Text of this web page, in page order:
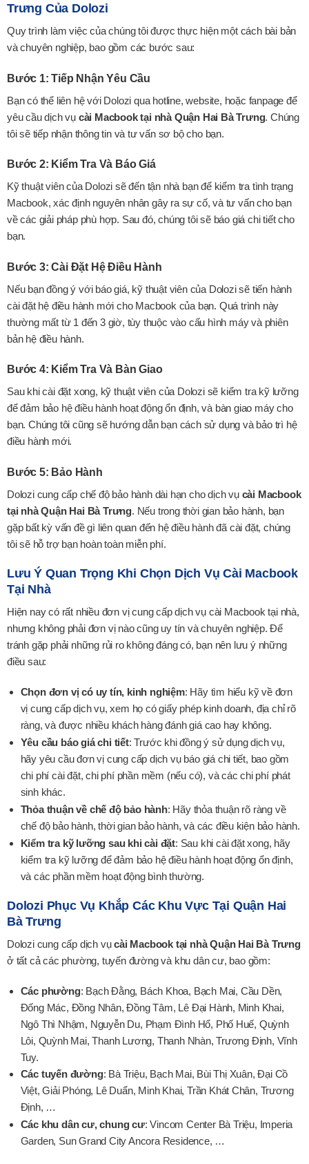
Trưng Của Dolozi
Quy trình làm việc của chúng tôi được thực hiện một cách bài bản
và chuyên nghiệp, bao gồm các bước sau:
Bước 1: Tiếp Nhận Yêu Cầu
Bạn có thể liên hệ với Dolozi qua hotline, website, hoặc fanpage để
yêu cầu dịch vụ cài Macbook tại nhà Quận Hai Bà Trưng. Chúng
tôi sẽ tiếp nhận thông tin và tư vấn sơ bộ cho bạn.
Bước 2: Kiểm Tra Và Báo Giá
Kỹ thuật viên của Dolozi sẽ đến tận nhà bạn để kiểm tra tình trạng
Macbook, xác định nguyên nhân gây ra sự cố, và tư vấn cho bạn
về các giải pháp phù hợp. Sau đó, chúng tôi sẽ báo giá chi tiết cho
bạn.
Bước 3: Cài Đặt Hệ Điều Hành
Nếu bạn đồng ý với báo giá, kỹ thuật viên của Dolozi sẽ tiến hành
cài đặt hệ điều hành mới cho Macbook của bạn. Quá trình này
thường mất từ 1 đến 3 giờ, tùy thuộc vào cấu hình máy và phiên
bản hệ điều hành.
Bước 4: Kiểm Tra Và Bàn Giao
Sau khi cài đặt xong, kỹ thuật viên của Dolozi sẽ kiểm tra kỹ lưỡng
để đảm bảo hệ điều hành hoạt động ổn định, và bàn giao máy cho
bạn. Chúng tôi cũng sẽ hướng dẫn bạn cách sử dụng và bảo trì hệ
điều hành mới.
Bước 5: Bảo Hành
Dolozi cung cấp chế độ bảo hành dài hạn cho dịch vụ cài Macbook
tại nhà Quận Hai Bà Trưng. Nếu trong thời gian bảo hành, bạn
gặp bất kỳ vấn đề gì liên quan đến hệ điều hành đã cài đặt, chúng
tôi sẽ hỗ trợ bạn hoàn toàn miễn phí.
Lưu Ý Quan Trọng Khi Chọn Dịch Vụ Cài Macbook
Tại Nhà
Hiện nay có rất nhiều đơn vị cung cấp dịch vụ cài Macbook tại nhà,
nhưng không phải đơn vị nào cũng uy tín và chuyên nghiệp. Để
tránh gặp phải những rủi ro không đáng có, bạn nên lưu ý những
điều sau:
Chọn đơn vị có uy tín, kinh nghiệm: Hãy tìm hiểu kỹ về đơn
vị cung cấp dịch vụ, xem họ có giấy phép kinh doanh, địa chỉ rõ
ràng, và được nhiều khách hàng đánh giá cao hay không.
Yêu cầu báo giá chi tiết: Trước khi đồng ý sử dụng dịch vụ,
hãy yêu cầu đơn vị cung cấp dịch vụ báo giá chi tiết, bao gồm
chi phí cài đặt, chi phí phần mềm (nếu có), và các chi phí phát
sinh khác.
Thỏa thuận về chế độ bảo hành: Hãy thỏa thuận rõ ràng về
chế độ bảo hành, thời gian bảo hành, và các điều kiện bảo hành.
Kiểm tra kỹ lưỡng sau khi cài đặt: Sau khi cài đặt xong, hãy
kiểm tra kỹ lưỡng để đảm bảo hệ điều hành hoạt động ổn định,
và các phần mềm hoạt động bình thường.
Dolozi Phục Vụ Khắp Các Khu Vực Tại Quận Hai
Bà Trưng
Dolozi cung cấp dịch vụcài Macbook tại nhà Quận Hai Bà Trưng
ở tất cả các phường, tuyến đường và khu dân cư, bao gồm:
Các phường: Bạch Đằng, Bách Khoa, Bạch Mai, Cầu Dền,
Đống Mác, Đồng Nhân, Đồng Tâm, Lê Đại Hành, Minh Khai,
Ngô Thì Nhậm, Nguyễn Du, Phạm Đình Hổ, Phố Huế, Quỳnh
Lôi, Quỳnh Mai, Thanh Lương, Thanh Nhàn, Trương Định, Vĩnh
Tuy.
Các tuyến đường: Bà Triệu, Bạch Mai, Bùi Thị Xuân, Đại Cồ
Việt, Giải Phóng, Lê Duẩn, Minh Khai, Trần Khát Chân, Trương
Định, …
Các khu dân cư, chung cư: Vincom Center Bà Triệu, Imperia
Garden, Sun Grand City Ancora Residence, …